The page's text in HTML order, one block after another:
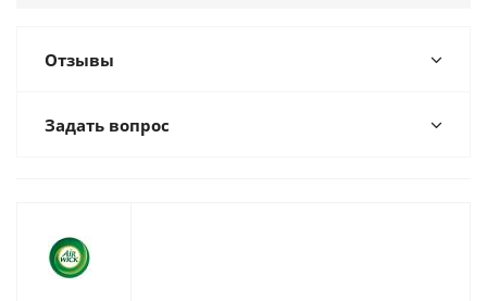
Отзывы
Задать вопрос